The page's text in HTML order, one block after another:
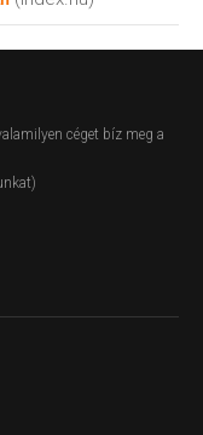
céget bíz meg a